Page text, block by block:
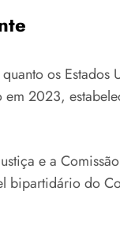
os
2023,
e a
do